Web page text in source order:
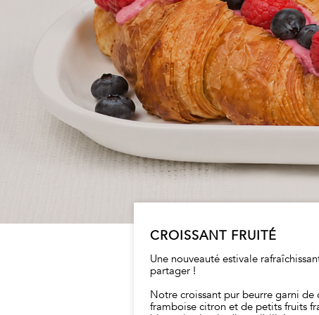
CROISSANT FRUITÉ
Une nouveauté estivale
partager !
Notre croissant pur beurre garni de
framboise citron et de petits fruits